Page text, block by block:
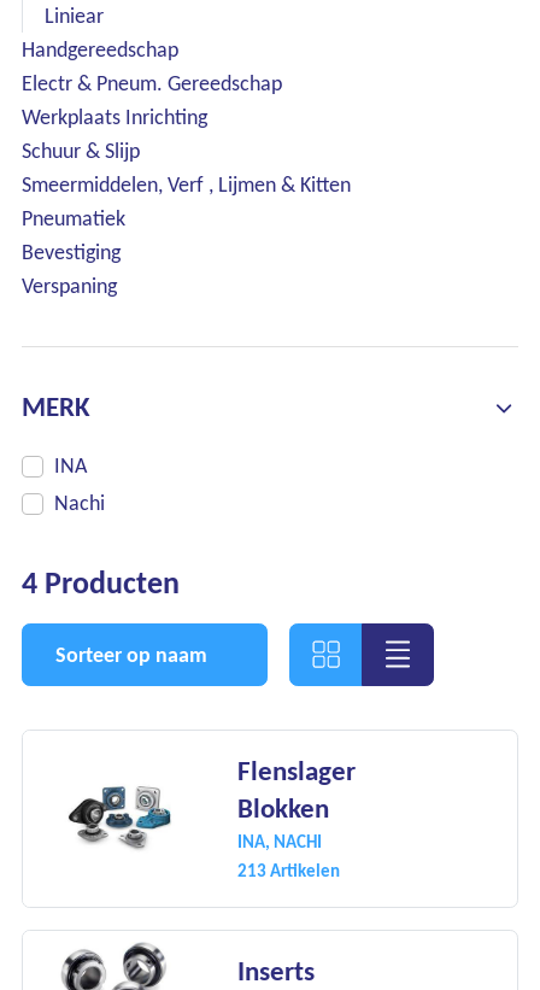
Ons assortiment
Onze merken
Onze diensten
Over Kalkhuis
Liniear
Handgereedschap
Electr & Pneum. Gereedschap
Werkplaats Inrichting
Schuur & Slijp
Smeermiddelen, Verf , Lijmen & Kitten
Pneumatiek
Bevestiging
Verspaning
MERK
INA
Nachi
4 Producten
Sorteer op naam
Flenslager
Blokken
INA, NACHI
213 Artikelen
Inserts